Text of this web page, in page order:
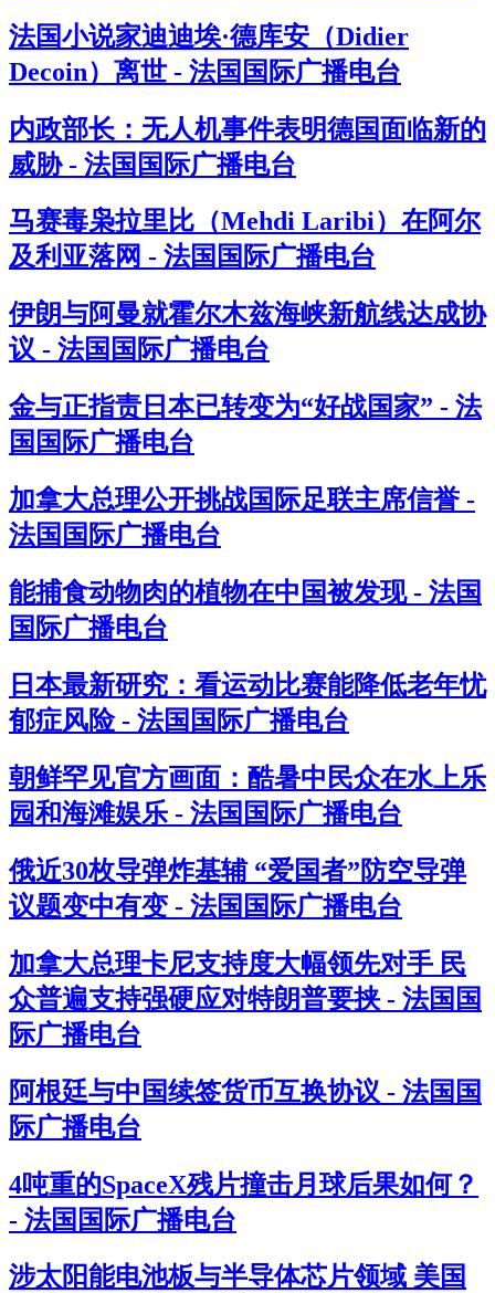
法国小说家迪迪埃·德库安（Didier
Decoin）离世 - 法国国际广播电台
内政部长：无人机事件表明德国面临新的
威胁 - 法国国际广播电台
马赛毒枭拉里比（Mehdi Laribi）在阿尔
及利亚落网 - 法国国际广播电台
伊朗与阿曼就霍尔木兹海峡新航线达成协
议 - 法国国际广播电台
金与正指责日本已转变为“好战国家” - 法
国国际广播电台
加拿大总理公开挑战国际足联主席信誉 -
法国国际广播电台
能捕食动物肉的植物在中国被发现 - 法国
国际广播电台
日本最新研究：看运动比赛能降低老年忧
郁症风险 - 法国国际广播电台
朝鲜罕见官方画面：酷暑中民众在水上乐
园和海滩娱乐 - 法国国际广播电台
俄近30枚导弹炸基辅 “爱国者”防空导弹
议题变中有变 - 法国国际广播电台
加拿大总理卡尼支持度大幅领先对手 民
众普遍支持强硬应对特朗普要挟 - 法国国
际广播电台
阿根廷与中国续签货币互换协议 - 法国国
际广播电台
4吨重的SpaceX残片撞击月球后果如何？
- 法国国际广播电台
涉太阳能电池板与半导体芯片领域 美国